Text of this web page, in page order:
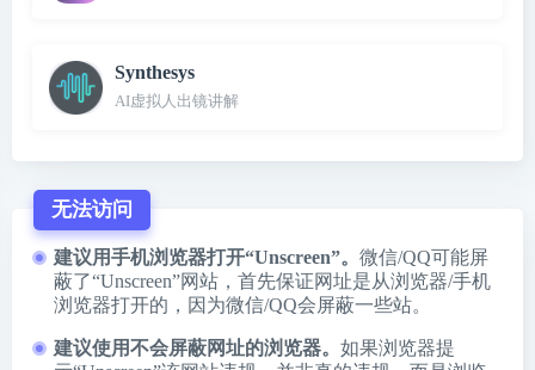
Synthesys
AI虚拟人出镜讲解
无法访问
建议用手机浏览器打开“Unscreen”。 微信/QQ可能屏
蔽了“Unscreen”网站，首先保证网址是从浏览器/手机
浏览器打开的，因为微信/QQ会屏蔽一些站。
建议使用不会屏蔽网址的浏览器。 如果浏览器提